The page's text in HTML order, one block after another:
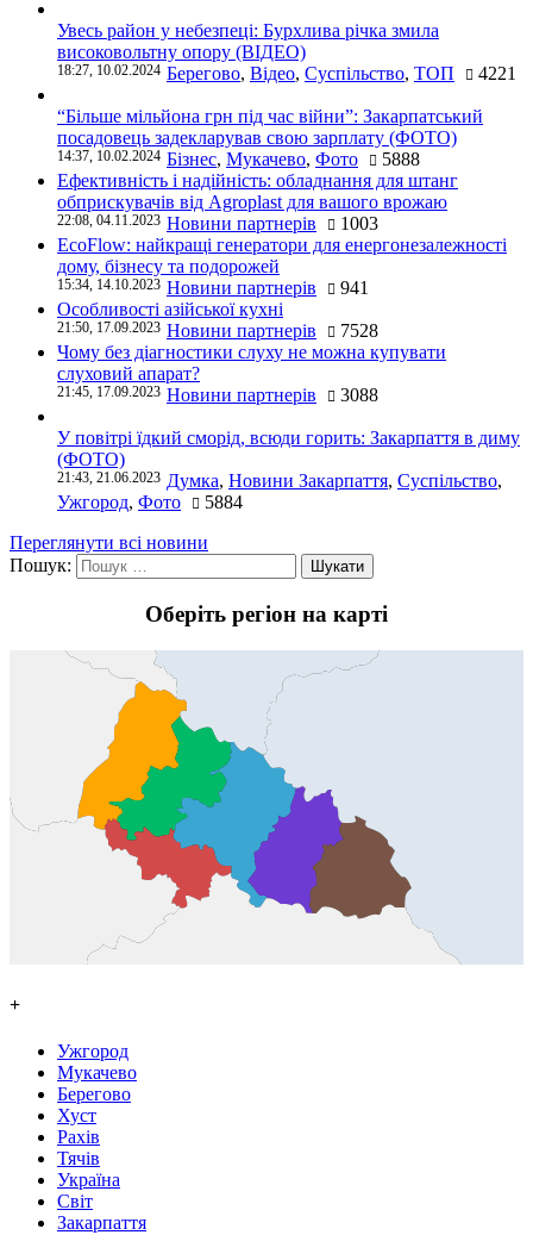
Увесь район у небезпеці: Бурхлива річка змила
високовольтну опору (ВІДЕО)
18:27, 10.02.2024 Берегово, Відео, Суспільство, ТОП 4221
“Більше мільйона грн під час війни”: Закарпатський
посадовець задекларував свою зарплату (ФОТО)
14:37, 10.02.2024 Бізнес, Мукачево, Фото
5888
Ефективність і надійність: обладнання для штанг
обприскувачів від Agroplast для вашого врожаю
22:08, 04.11.2023 Новини партнерів
1003
EcoFlow: найкращі генератори для енергонезалежності
дому, бізнесу та подорожей
15:34, 14.10.2023 Новини партнерів
941
Особливості азійської кухні
21:50, 17.09.2023 Новини партнерів
7528
Чому без діагностики слуху не можна купувати
слуховий апарат?
21:45, 17.09.2023 Новини партнерів 3088
У повітрі їдкий сморід, всюди горить: Закарпаття в диму
(ФОТО)
21:43, 21.06.2023 Думка, Новини Закарпаття, Суспільство,
Ужгород, Фото
5884
Переглянути всі новини
Пошук:
Оберіть регіон на карті
+
Ужгород
Мукачево
Берегово
Хуст
Рахів
Тячів
Україна
Світ
Закарпаття